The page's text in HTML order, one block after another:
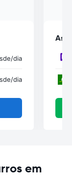
/dia
/dia
As
em